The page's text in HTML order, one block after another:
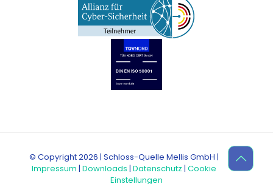
© Copyright 2026 | Schloss-Quelle Mellis GmbH |
Impressum | Downloads | Datenschutz | Cookie
Einstellungen